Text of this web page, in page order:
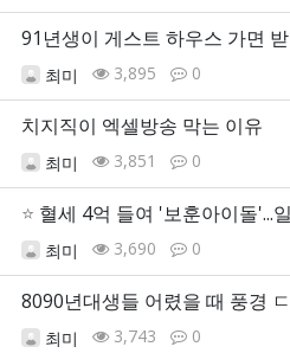
91년생이 게스트 하우스 가면
최미 3,895 0
치지직이 엑셀방송 막는 이유
최미 3,851 0
⭐ 혈세 4억 들여 '보훈아이돌'...
최미 3,690 0
8090년대생들 어렸을 때 풍경
최미 3,743 0